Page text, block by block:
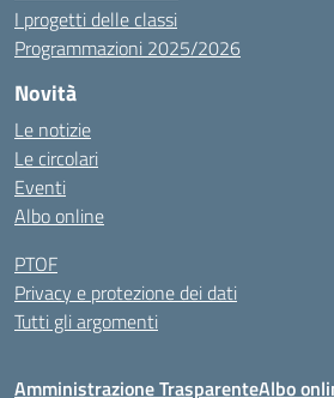
I progetti delle classi
Programmazioni 2025/2026
Novità
Le notizie
Le circolari
Eventi
Albo online
PTOF
Privacy e protezione dei dati
Tutti gli argomenti
Amministrazione TrasparenteAlbo